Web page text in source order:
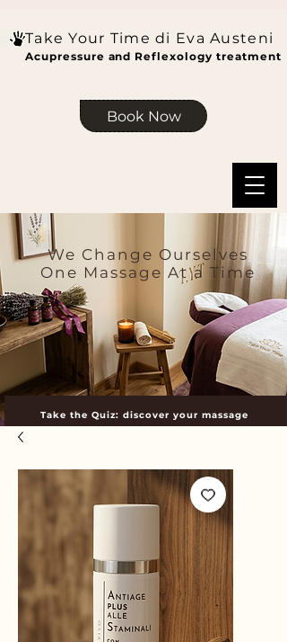
Take Your Time di Eva Austeni
Acupressure and Reflexology treatment
Book Now
We Change Ourselves
One Massage At a Time
Take the Quiz: discover your massage